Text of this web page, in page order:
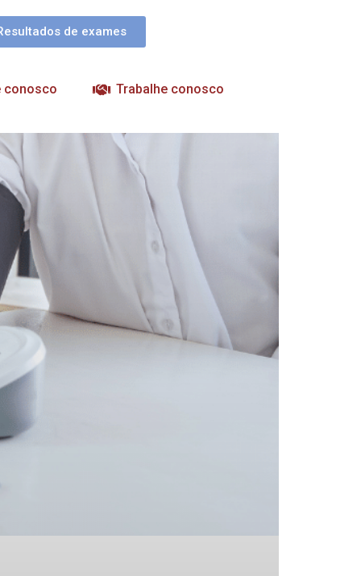
de exames
conosco Trabalhe conosco